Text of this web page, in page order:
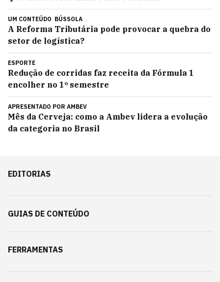
UM CONTEÚDO BÚSSOLA
A Reforma Tributária pode provocar a quebra do
setor de logística?
ESPORTE
Redução de corridas faz receita da Fórmula 1
encolher no 1º semestre
APRESENTADO POR AMBEV
Mês da Cerveja: como a Ambev lidera a evolução
da categoria no Brasil
EDITORIAS
GUIAS DE CONTEÚDO
FERRAMENTAS